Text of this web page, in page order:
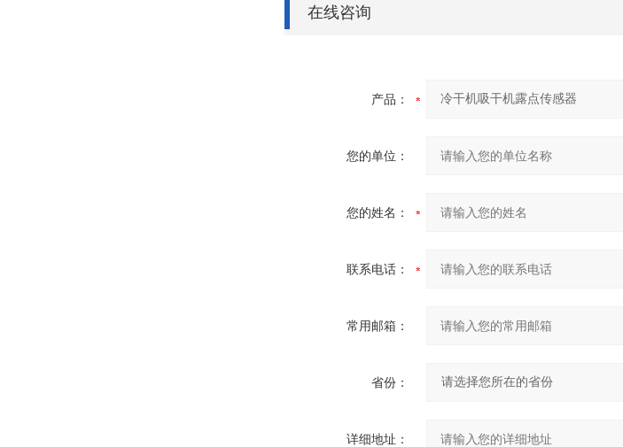
在线咨询
产品：
您的单位：
您的姓名：
联系电话：
常用邮箱：
省份：
详细地址：